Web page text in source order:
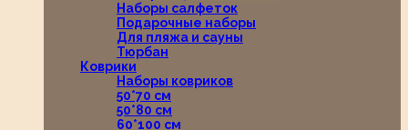
Наборы салфеток
Подарочные наборы
Для пляжа и сауны
Тюрбан
Коврики
Наборы ковриков
50*70 см
50*80 см
60*100 см